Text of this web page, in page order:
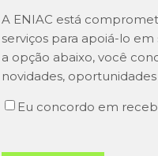
A ENIAC está
serviços para apoiá-lo
a opção abaixo, você
novidades,
Eu concordo em